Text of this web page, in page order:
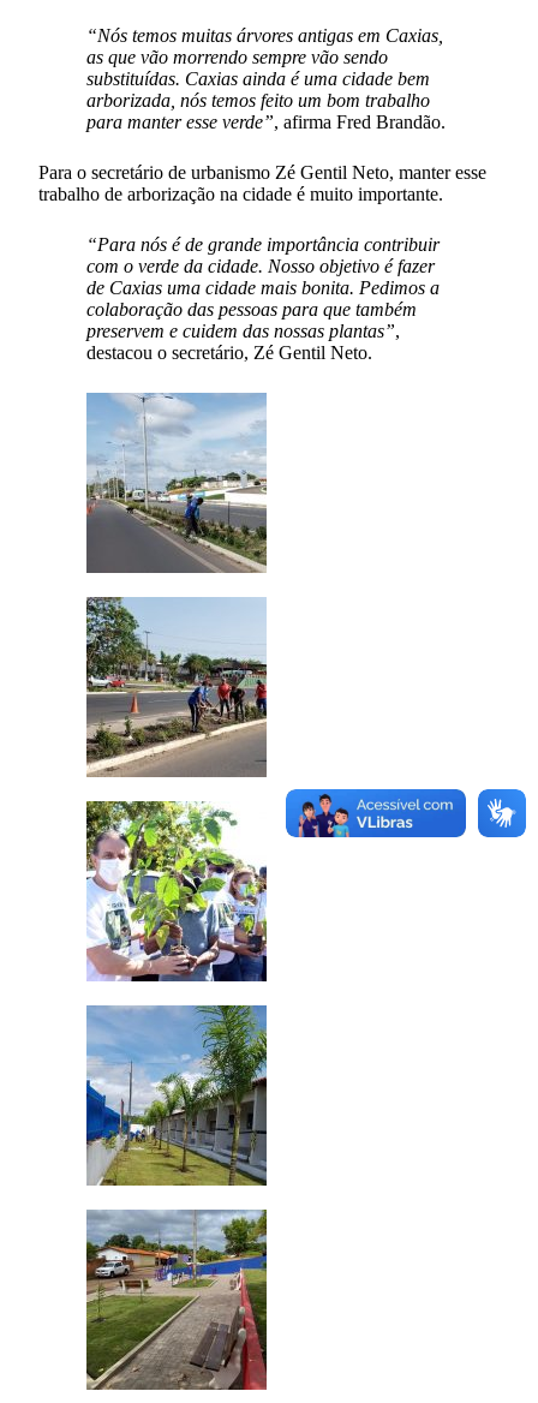
“Nós temos muitas árvores antigas em Caxias,
as que vão morrendo sempre vão sendo
substituídas. Caxias ainda é uma cidade bem
arborizada, nós temos feito um bom trabalho
para manter esse verde”, afirma Fred Brandão.
Para o secretário de urbanismo Zé Gentil Neto, manter esse
trabalho de arborização na cidade é muito importante.
“Para nós é de grande importância contribuir
com o verde da cidade. Nosso objetivo é fazer
de Caxias uma cidade mais bonita. Pedimos a
colaboração das pessoas para que também
preservem e cuidem das nossas plantas”,
destacou o secretário, Zé Gentil Neto.